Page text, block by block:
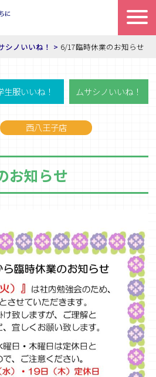
シノいいね！ 6/17臨時休業のお知らせ
生服いいね！ ムサシノいいね！
西八王子店
お知らせ